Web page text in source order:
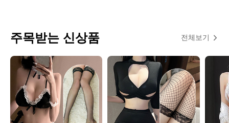
주목받는 신상품 전체보기